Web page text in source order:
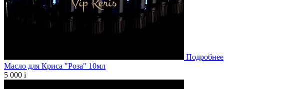
Подробнее
Масло для Криса "Роза" 10мл
5 000 i